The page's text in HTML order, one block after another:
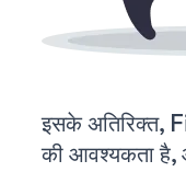
इसके अतिरिक्त,
की आवश्यकता है,